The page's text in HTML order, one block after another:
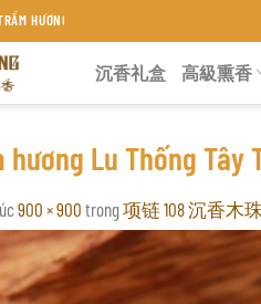
QUANG KHÁNH HÒA
沉香礼盒 高級熏香
Lu Thống Tây
900 × 900 trong项链 108 沉香木